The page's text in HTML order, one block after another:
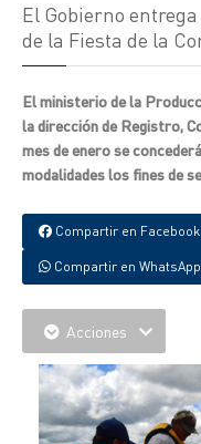
El Gobierno
de la Fiesta de la
El ministerio de la
la dirección de Registro,
mes de enero se
modalidades los fines de
Compartir en Facebook
Compartir en WhatsApp
Acciones